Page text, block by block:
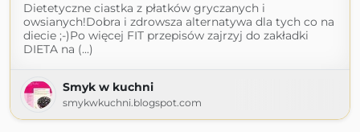
Dietetyczne ciastka z płatków gryczanych i
owsianych!Dobra i zdrowsza alternatywa dla tych co na
diecie ;-)Po więcej FIT przepisów zajrzyj do zakładki
DIETA na (...)
Smyk w kuchni
smykwkuchni.blogspot.com